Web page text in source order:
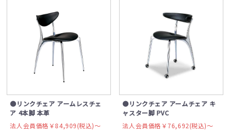
●リンクチェア アームレスチェ
ア 4本脚 本革
法人会員価格￥84,909(税込)〜
●リンクチェア アームチェア キ
ャスター脚 PVC
法人会員価格￥76,692(税込)〜